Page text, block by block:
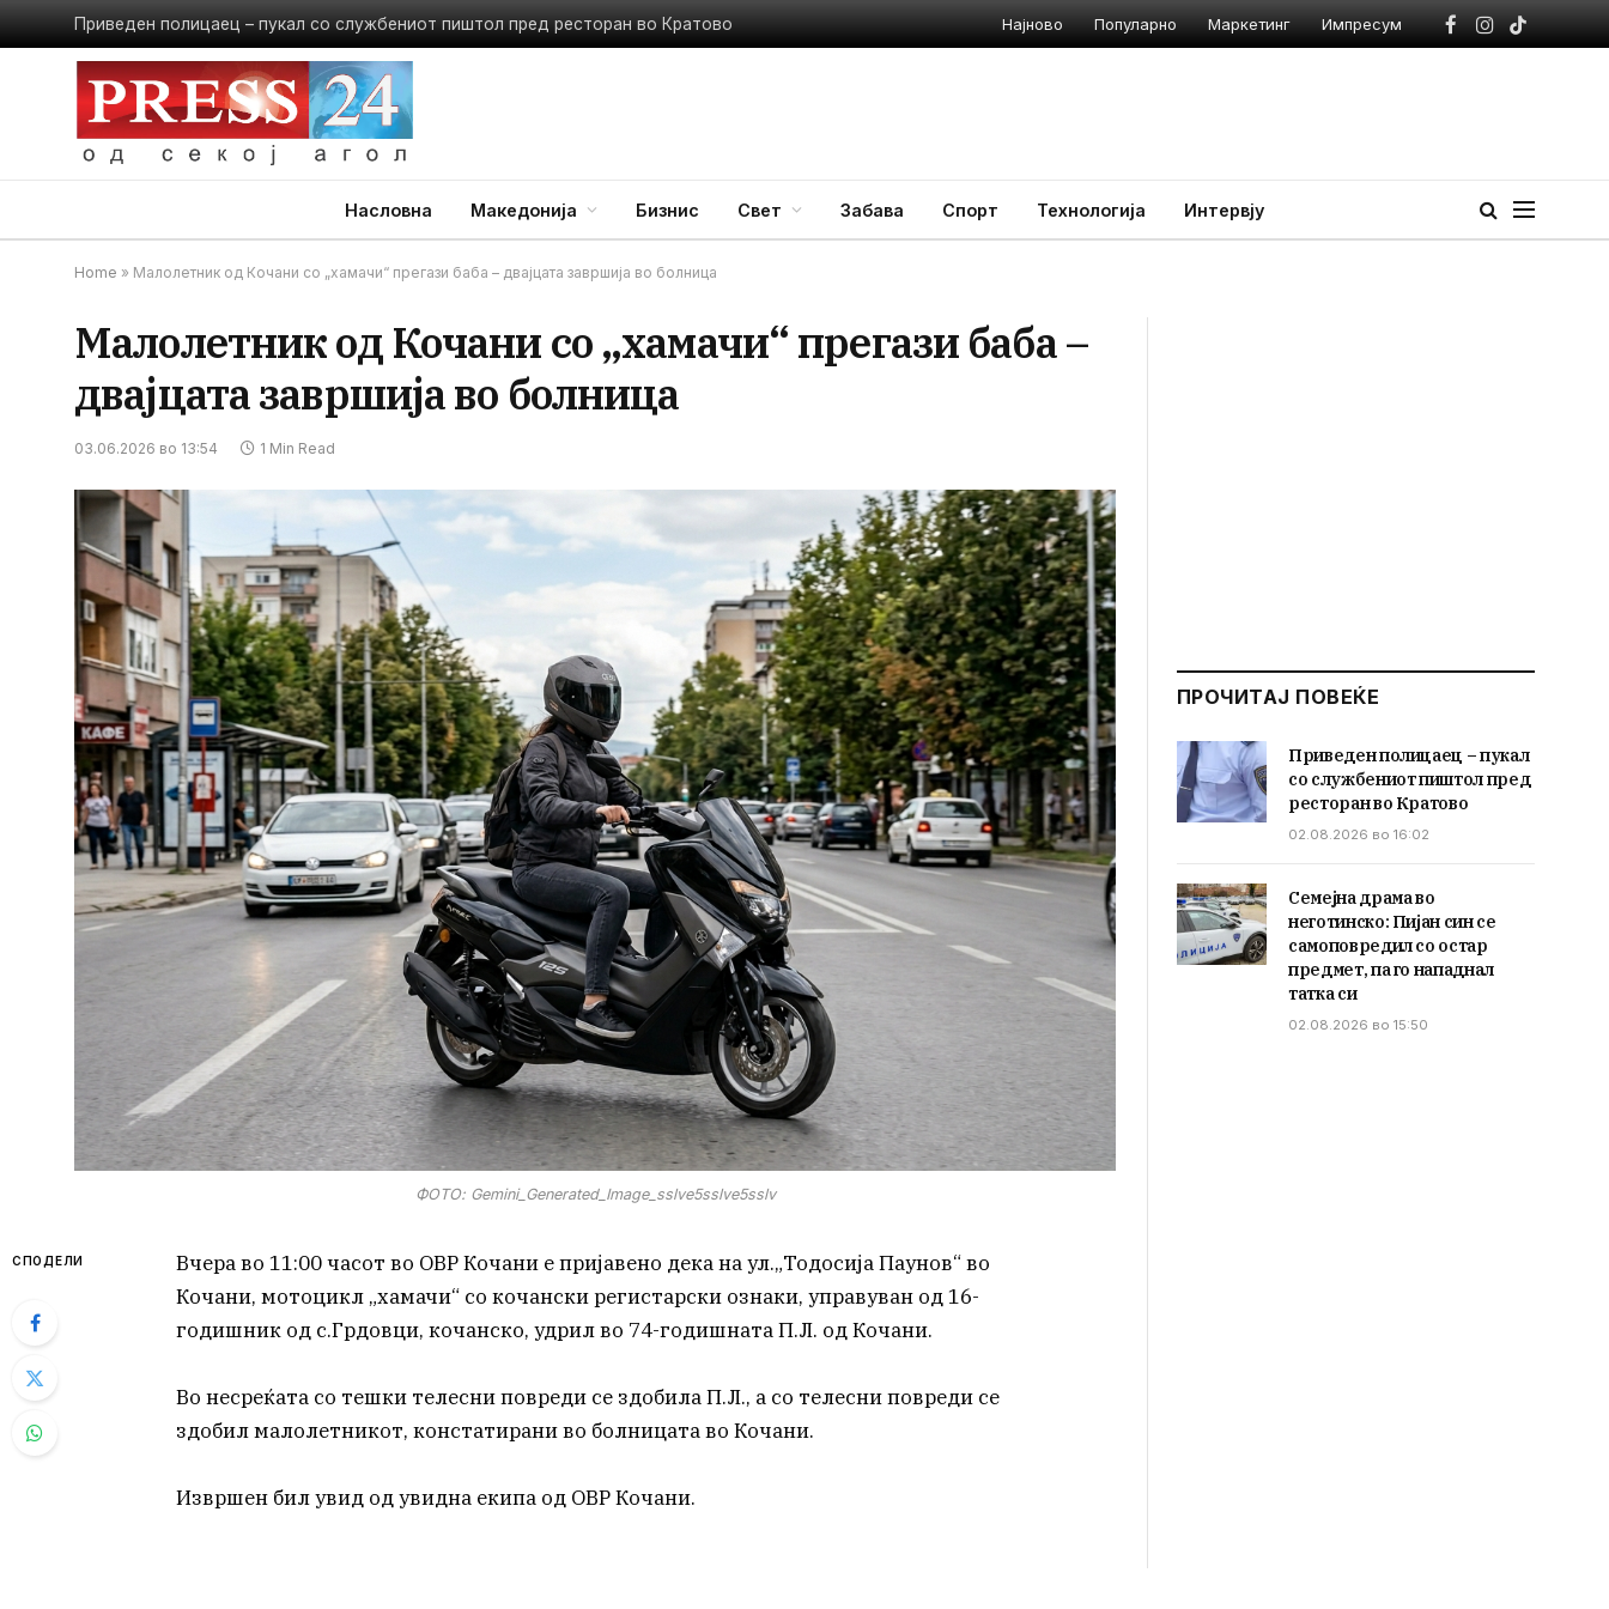
Приведен полицаец – пукал со службениот пиштол пред ресторан во Кратово Најново Популарно Маркетинг Импресум
Facebook
Instagram
TikTok
Насловна Македонија Бизнис Свет Забава Спорт Технологија Интервју
Home » Малолетник од Кочани со „хамачи“ прегази баба – двајцата завршија во болница
Малолетник од Кочани со „хамачи“ прегази баба –
двајцата завршија во болница
03.06.2026 во 13:54 1 Min Read
ФОТО: Gemini_Generated_Image_sslve5sslve5sslv
СПОДЕЛИ
Вчера во 11:00 часот во ОВР Кочани е пријавено дека на ул.„Тодосија Паунов“ во
Кочани, мотоцикл „хамачи“ со кочански регистарски ознаки, управуван од 16-
годишник од с.Грдовци, кочанско, удрил во 74-годишната П.Л. од Кочани.
Во несреќата со тешки телесни повреди се здобила П.Л., а со телесни повреди се
здобил малолетникот, констатирани во болницата во Кочани.
Извршен бил увид од увидна екипа од ОВР Кочани.
ПРОЧИТАЈ ПОВЕЌЕ
Приведен полицаец – пукал
со службениот пиштол пред
ресторан во Кратово
02.08.2026 во 16:02
Семејна драма во
неготинско: Пијан син се
самоповредил со остар
предмет, па го нападнал
татка си
02.08.2026 во 15:50